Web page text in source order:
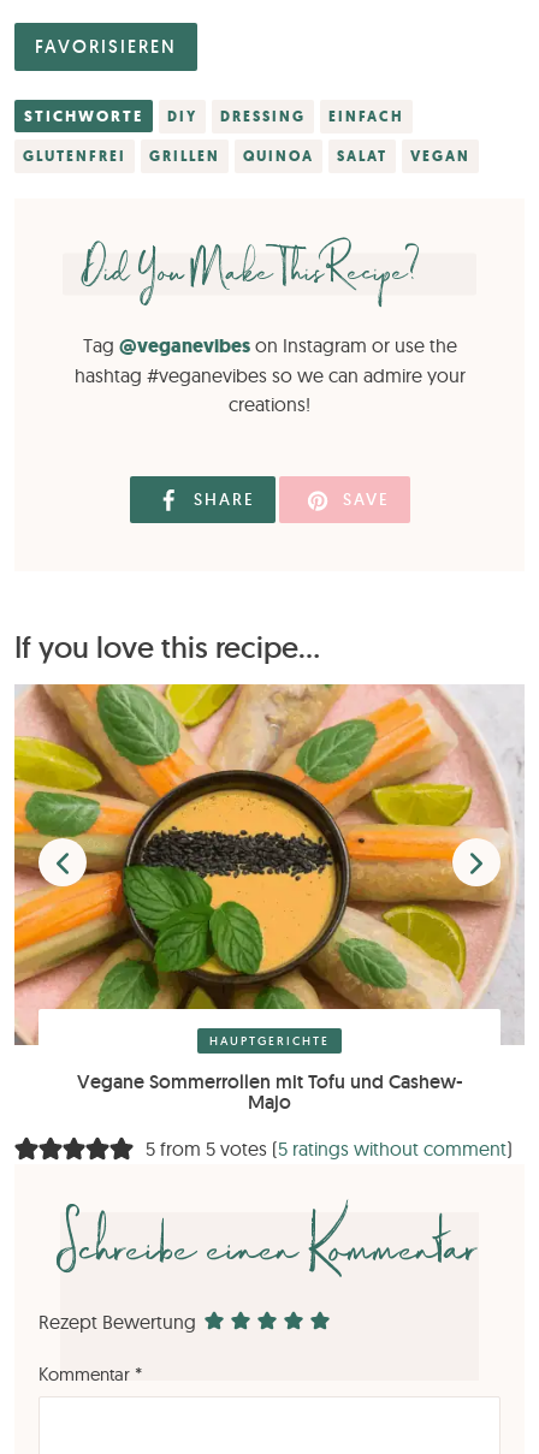
FAVORISIEREN
STICHWORTE DIY DRESSING EINFACH
GLUTENFREI GRILLEN QUINOA SALAT VEGAN
Did You Make This Recipe?
Tag @veganevibeson Instagram or use the
hashtag #veganevibes so we can admire your
creations!
SHARE SAVE
If you love this recipe...
HAUPTGERICHTE
Vegane Sommerrollen mit Tofu und Cashew-
Majo
5 from 5 votes (5 ratings without comment)
Schreibe einen Kommentar
Rezept Bewertung
Kommentar *